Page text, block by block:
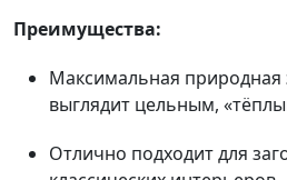
Преимущества:
Максимальная природная
выглядит цельным,
Отлично подходит для